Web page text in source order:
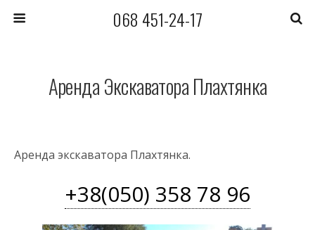
068 451-24-17
Аренда Экскаватора Плахтянка
Аренда экскаватора Плахтянка.
+38(050) 358 78 96